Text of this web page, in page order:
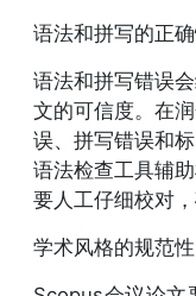
语法和拼写的正
语法和拼写错误
文的可信度。在
误、拼写错误和
语法检查工具辅
要人工仔细校对
学术风格的规范性